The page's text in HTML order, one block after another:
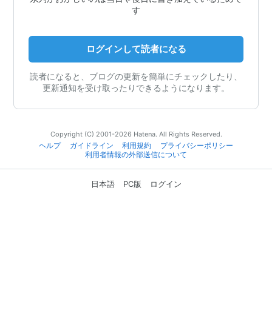
す
ログインして読者になる
読者になると、ブログの更新を簡単にチェックしたり、
更新通知を受け取ったりできるようになります。
Copyright (C) 2001-2026 Hatena. All Rights Reserved.
ヘルプ
ガイドライン 利用規約
プライバシーポリシー
利用者情報の外部送信について
日本語 PC版 ログイン